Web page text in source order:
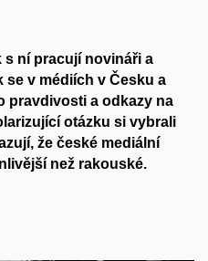
s ní pracují novináři a
se v médiích v Česku a
pravdivosti a odkazy na
otázku si vybrali
že české mediální
než rakouské.